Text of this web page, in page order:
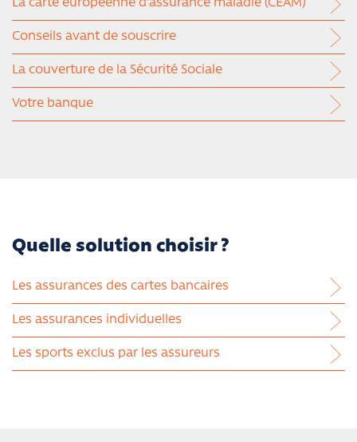
La carte européenne d'assurance maladie (CEAM)
Conseils avant de souscrire
La couverture de la Sécurité Sociale
Votre banque
Quelle solution choisir ?
Les assurances des cartes bancaires
Les assurances individuelles
Les sports exclus par les assureurs